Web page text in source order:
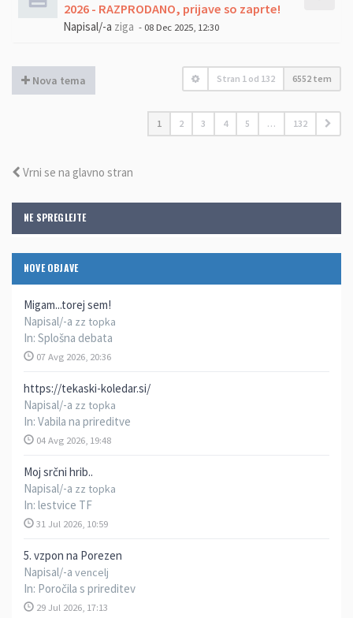
NE SPREGLEJTE
NOVE OBJAVE
Migam...torej sem!
Napisal/-a zz topka
In: Splošna debata
07 Avg 2026, 20:36
https://tekaski-koledar.si/
Napisal/-a zz topka
In: Vabila na prireditve
04 Avg 2026, 19:48
Moj srčni hrib..
Napisal/-a zz topka
In: lestvice TF
31 Jul 2026, 10:59
5. vzpon na Porezen
Napisal/-a vencelj
In: Poročila s prireditev
29 Jul 2026, 17:13
2026 - RAZPRODANO, prijave so zaprte!
Napisal/-a ziga - 08 Dec 2025, 12:30
Nova tema Stran 1 od 132 6552 tem
1 2 3 4 5 … 132
Vrni se na glavno stran